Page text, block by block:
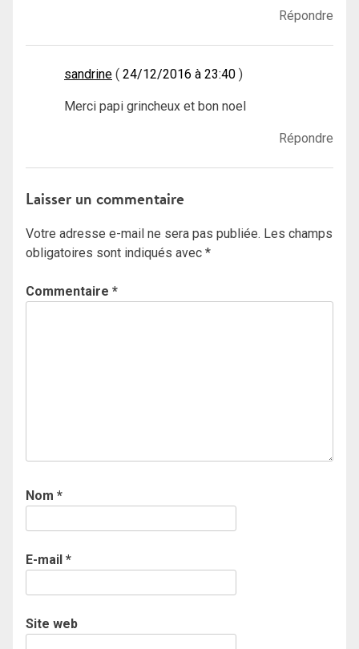
Répondre
sandrine 24/12/2016 à 23:40
Merci papi grincheux et bon noel
Répondre
Laisser un commentaire
Votre adresse e-mail ne sera pas publiée. Les champs
obligatoires sont indiqués avec *
Commentaire *
Nom *
E-mail *
Site web